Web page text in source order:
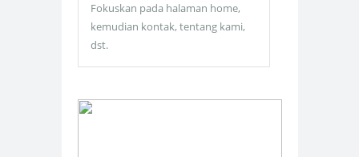
Fokuskan pada halaman home,
kemudian kontak, tentang kami,
dst.